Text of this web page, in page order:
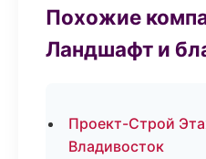
Похожие
Ландшафт и
Проект-Строй
Владивосток